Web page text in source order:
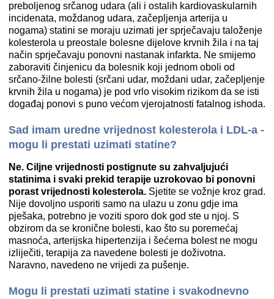
preboljenog srčanog udara (ali i ostalih kardiovaskularnih
incidenata, moždanog udara, začepljenja arterija u
nogama) statini se moraju uzimati jer sprječavaju taloženje
kolesterola u preostale bolesne dijelove krvnih žila i na taj
način sprječavaju ponovni nastanak infarkta. Ne smijemo
zaboraviti činjenicu da bolesnik koji jednom oboli od
srčano-žilne bolesti (srčani udar, moždani udar, začepljenje
krvnih žila u nogama) je pod vrlo visokim rizikom da se isti
događaj ponovi s puno većom vjerojatnosti fatalnog ishoda.
Sad imam uredne vrijednost kolesterola i LDL-a -
mogu li prestati uzimati statine?
Ne. Ciljne vrijednosti postignute su zahvaljujući
statinima i svaki prekid terapije uzrokovao bi ponovni
porast vrijednosti kolesterola. Sjetite se vožnje kroz grad.
Nije dovoljno usporiti samo na ulazu u zonu gdje ima
pješaka, potrebno je voziti sporo dok god ste u njoj. S
obzirom da se kronične bolesti, kao što su poremećaj
masnoća, arterijska hipertenzija i šećerna bolest ne mogu
izliječiti, terapija za navedene bolesti je doživotna.
Naravno, navedeno ne vrijedi za pušenje.
Mogu li prestati uzimati statine i svakodnevno